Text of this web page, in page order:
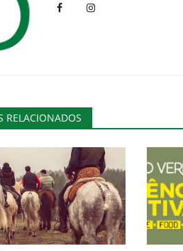
RELACIONADOS
Fuga para o Egipto no
Estremoz
Revista Descla Dez 6, 2022